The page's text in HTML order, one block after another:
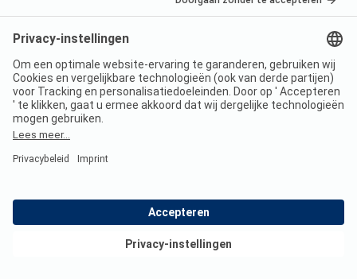
Heeft Camping Le Fou Du Roi
sanitair voor minder validen?
Ja, Camping Le Fou Du Roi biedt naast gewone
sanitaire cabines ook sanitair voor minder validen.
Is er internet op Camping Le
Fou Du Roi?
Bekijk deals